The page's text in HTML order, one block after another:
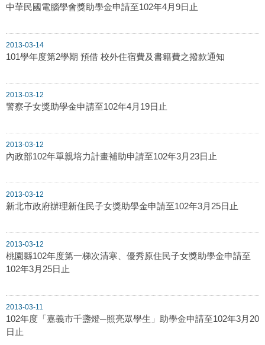
中華民國電腦學會獎助學金申請至102年4月9日止
2013-03-14
101學年度第2學期 預借 校外住宿費及書籍費之撥款通知
2013-03-12
警察子女獎助學金申請至102年4月19日止
2013-03-12
內政部102年單親培力計畫補助申請至102年3月23日止
2013-03-12
新北市政府辦理新住民子女獎助學金申請至102年3月25日止
2013-03-12
桃園縣102年度第一梯次清寒、優秀原住民子女獎助學金申請至
102年3月25日止
2013-03-11
102年度「嘉義市千盞燈─照亮眾學生」助學金申請至102年3月20
日止